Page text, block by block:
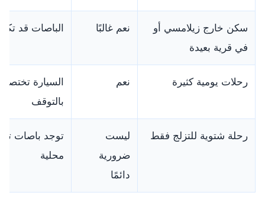
سكن خارج زيلامسي أو
في قرية بعيدة
نعم غالبًا الباصات قد
رحلات يومية كثيرة نعم
السيارة
بالتوقف
رحلة شتوية للتزلج فقط
ليست
ضرورية
دائمًا
توجد باصات
محلية